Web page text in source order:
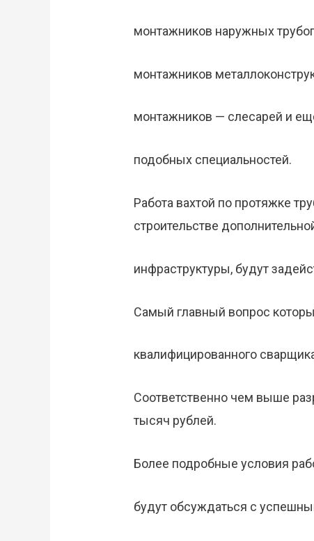
монтажников наружных
монтажников
монтажников — слесарей и
подобных специальностей.
Работа вахтой по протяжке
строительстве
инфраструктуры, будут
Самый главный вопрос
квалифицированного
Соответственно чем выше
тысяч рублей.
Более подробные условия
будут обсуждаться с